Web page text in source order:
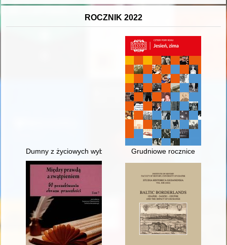
ROCZNIK 2022
Dumny z życiowych wyborów : żywot robotnika aktywnego w
Grudniowe rocznice